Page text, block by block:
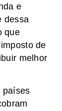
e
dessa
que
de
melhor
países